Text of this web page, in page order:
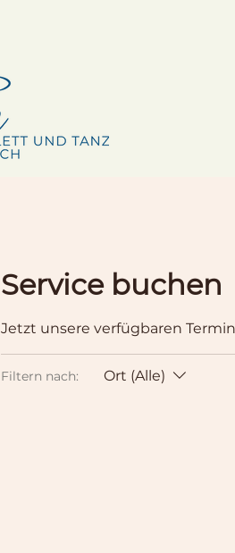
Service buchen
Jetzt unsere verfügbaren
Filtern nach: Ort (Alle)